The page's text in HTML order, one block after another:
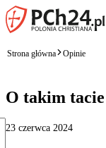
Strona główna Opinie
O takim
23 czerwca 2024